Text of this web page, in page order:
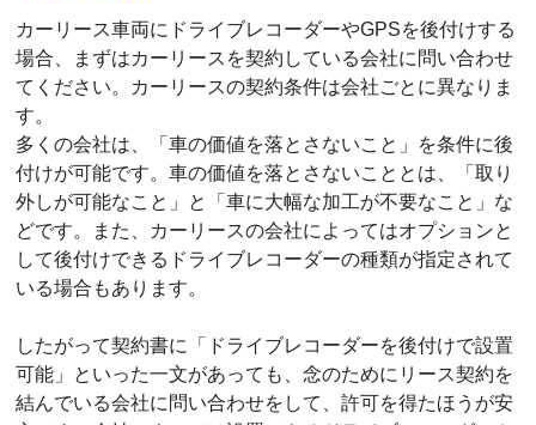
カーリース車両にドライブレコーダーやGPSを後付けする
場合、まずはカーリースを契約している会社に問い合わせ
てください。カーリースの契約条件は会社ごとに異なりま
す。
多くの会社は、「車の価値を落とさないこと」を条件に後
付けが可能です。車の価値を落とさないこととは、「取り
外しが可能なこと」と「車に大幅な加工が不要なこと」な
どです。また、カーリースの会社によってはオプションと
して後付けできるドライブレコーダーの種類が指定されて
いる場合もあります。
したがって契約書に「ドライブレコーダーを後付けで設置
可能」といった一文があっても、念のためにリース契約を
結んでいる会社に問い合わせをして、許可を得たほうが安